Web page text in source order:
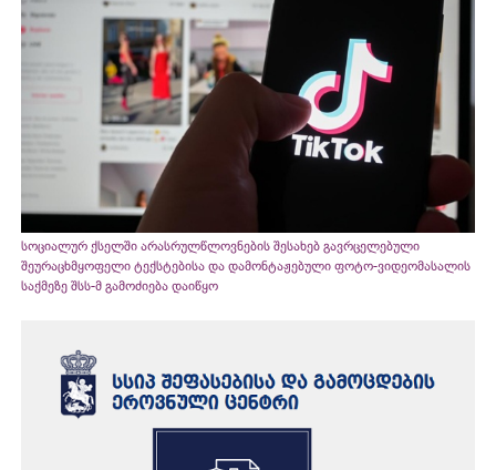
სოციალურ ქსელში არასრულწლოვნების შესახებ გავრცელებული
შეურაცხმყოფელი ტექსტებისა და დამონტაჟებული ფოტო-ვიდეომასალის
საქმეზე შსს-მ გამოძიება დაიწყო